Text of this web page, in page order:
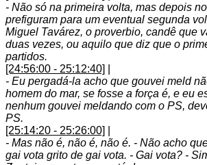
- Não só na primeira volta, mas depois
prefiguram para um eventual segunda
Miguel Tavárez, o proverbio, candê que
duas vezes, ou aquilo que diz que o
partidos.
[24:56:00 - 25:12:40]
- Eu pergadá-la acho que gouvei meld
homem do mar, se fosse a força é, e eu
nenhum gouvei meldando com o PS,
PS.
[25:14:20 - 25:26:00]
- Mas não é, não é, não é. - Não acho
gai vota grito de gai vota. - Gai vota? -